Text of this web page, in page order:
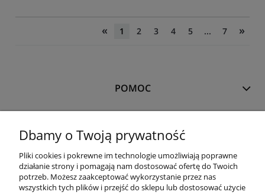
« 1 2 3 4 5 ... 7 »
POMOC
MOJE KONTO
PŁATNOŚCI I DOSTAWA
Dbamy o Twoją prywatność
Pliki cookies i pokrewne im technologie umożliwiają poprawne
działanie strony i pomagają nam dostosować ofertę do Twoich
potrzeb. Możesz zaakceptować wykorzystanie przez nas
wszystkich tych plików i przejść do sklepu lub dostosować użycie